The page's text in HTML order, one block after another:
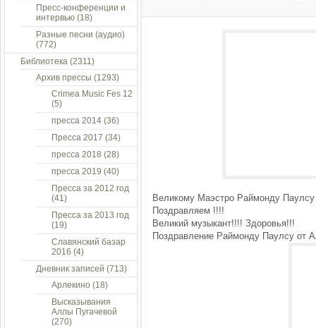
Великому Маэстро Раймонду
Поздравляем !!!!
Великий музыкант!!!! Здоровья!!!
Поздравление Раймонду Паулсу от
Пресс-конференции и
интервью (18)
Разные песни (аудио)
(772)
Библиотека (2311)
Архив прессы (1293)
Crimea Music Fes 12
(5)
пресса 2014 (36)
Пресса 2017 (34)
пресса 2018 (28)
пресса 2019 (40)
Пресса за 2012 год
(41)
Пресса за 2013 год
(19)
Славянский базар
2016 (4)
Дневник записей (713)
Арлекино (18)
Высказывания
Аллы Пугачевой
(270)